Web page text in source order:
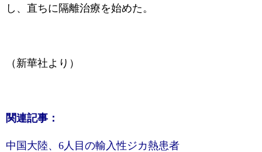
し、直ちに隔離治療を始めた。
（新華社より）
関連記事：
中国大陸、6人目の輸入性ジカ熱患者